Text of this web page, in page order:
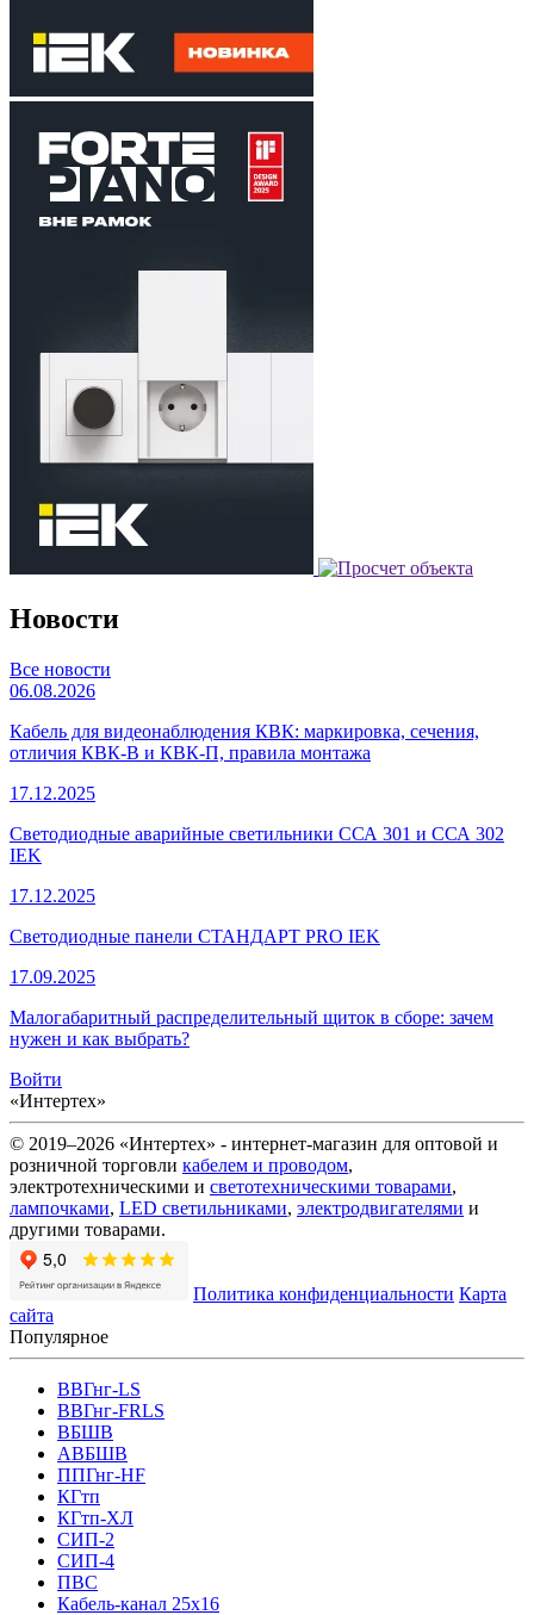
Новости
Все новости
06.08.2026
Кабель для видеонаблюдения КВК: маркировка, сечения,
отличия КВК-В и КВК-П, правила монтажа
17.12.2025
Светодиодные аварийные светильники ССА 301 и ССА 302
IEK
17.12.2025
Светодиодные панели СТАНДАРТ PRO IEK
17.09.2025
Малогабаритный распределительный щиток в сборе: зачем
нужен и как выбрать?
Войти
«Интертех»
© 2019–2026 «Интертех» - интернет-магазин для оптовой и
розничной торговли кабелем и проводом,
электротехническими и светотехническими товарами,
лампочками, LED светильниками, электродвигателями и
другими товарами.
Политика конфиденциальности Карта
сайта
Популярное
ВВГнг-LS
ВВГнг-FRLS
ВБШВ
АВБШВ
ППГнг-HF
КГтп
КГтп-ХЛ
СИП-2
СИП-4
ПВС
Кабель-канал 25х16